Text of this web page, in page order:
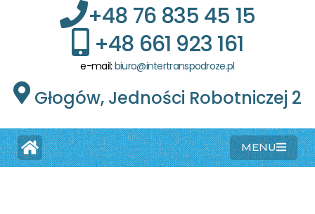
+48 76 835 45 15
+48 661 923 161
e-mail: biuro@intertranspodroze.pl
Głogów, Jedności Robotniczej 2
MENU